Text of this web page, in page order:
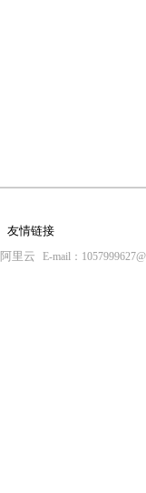
友情链接
阿里云 E-mail：